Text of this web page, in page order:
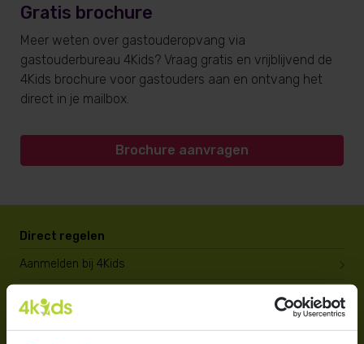
Gratis brochure
Meer weten over gastouderopvang via
gastouderbureau 4Kids? Vraag gratis en vrijblijvend de
4Kids brochure voor gastouders aan en ontvang het
direct in je mailbox.
Brochure aanvragen
Direct regelen
Aanmelden bij 4Kids
Brochure aanvragen